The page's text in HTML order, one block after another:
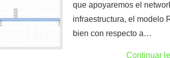
que apoyaremos el
infraestructura, el modelo
bien con respecto a…
Continuar